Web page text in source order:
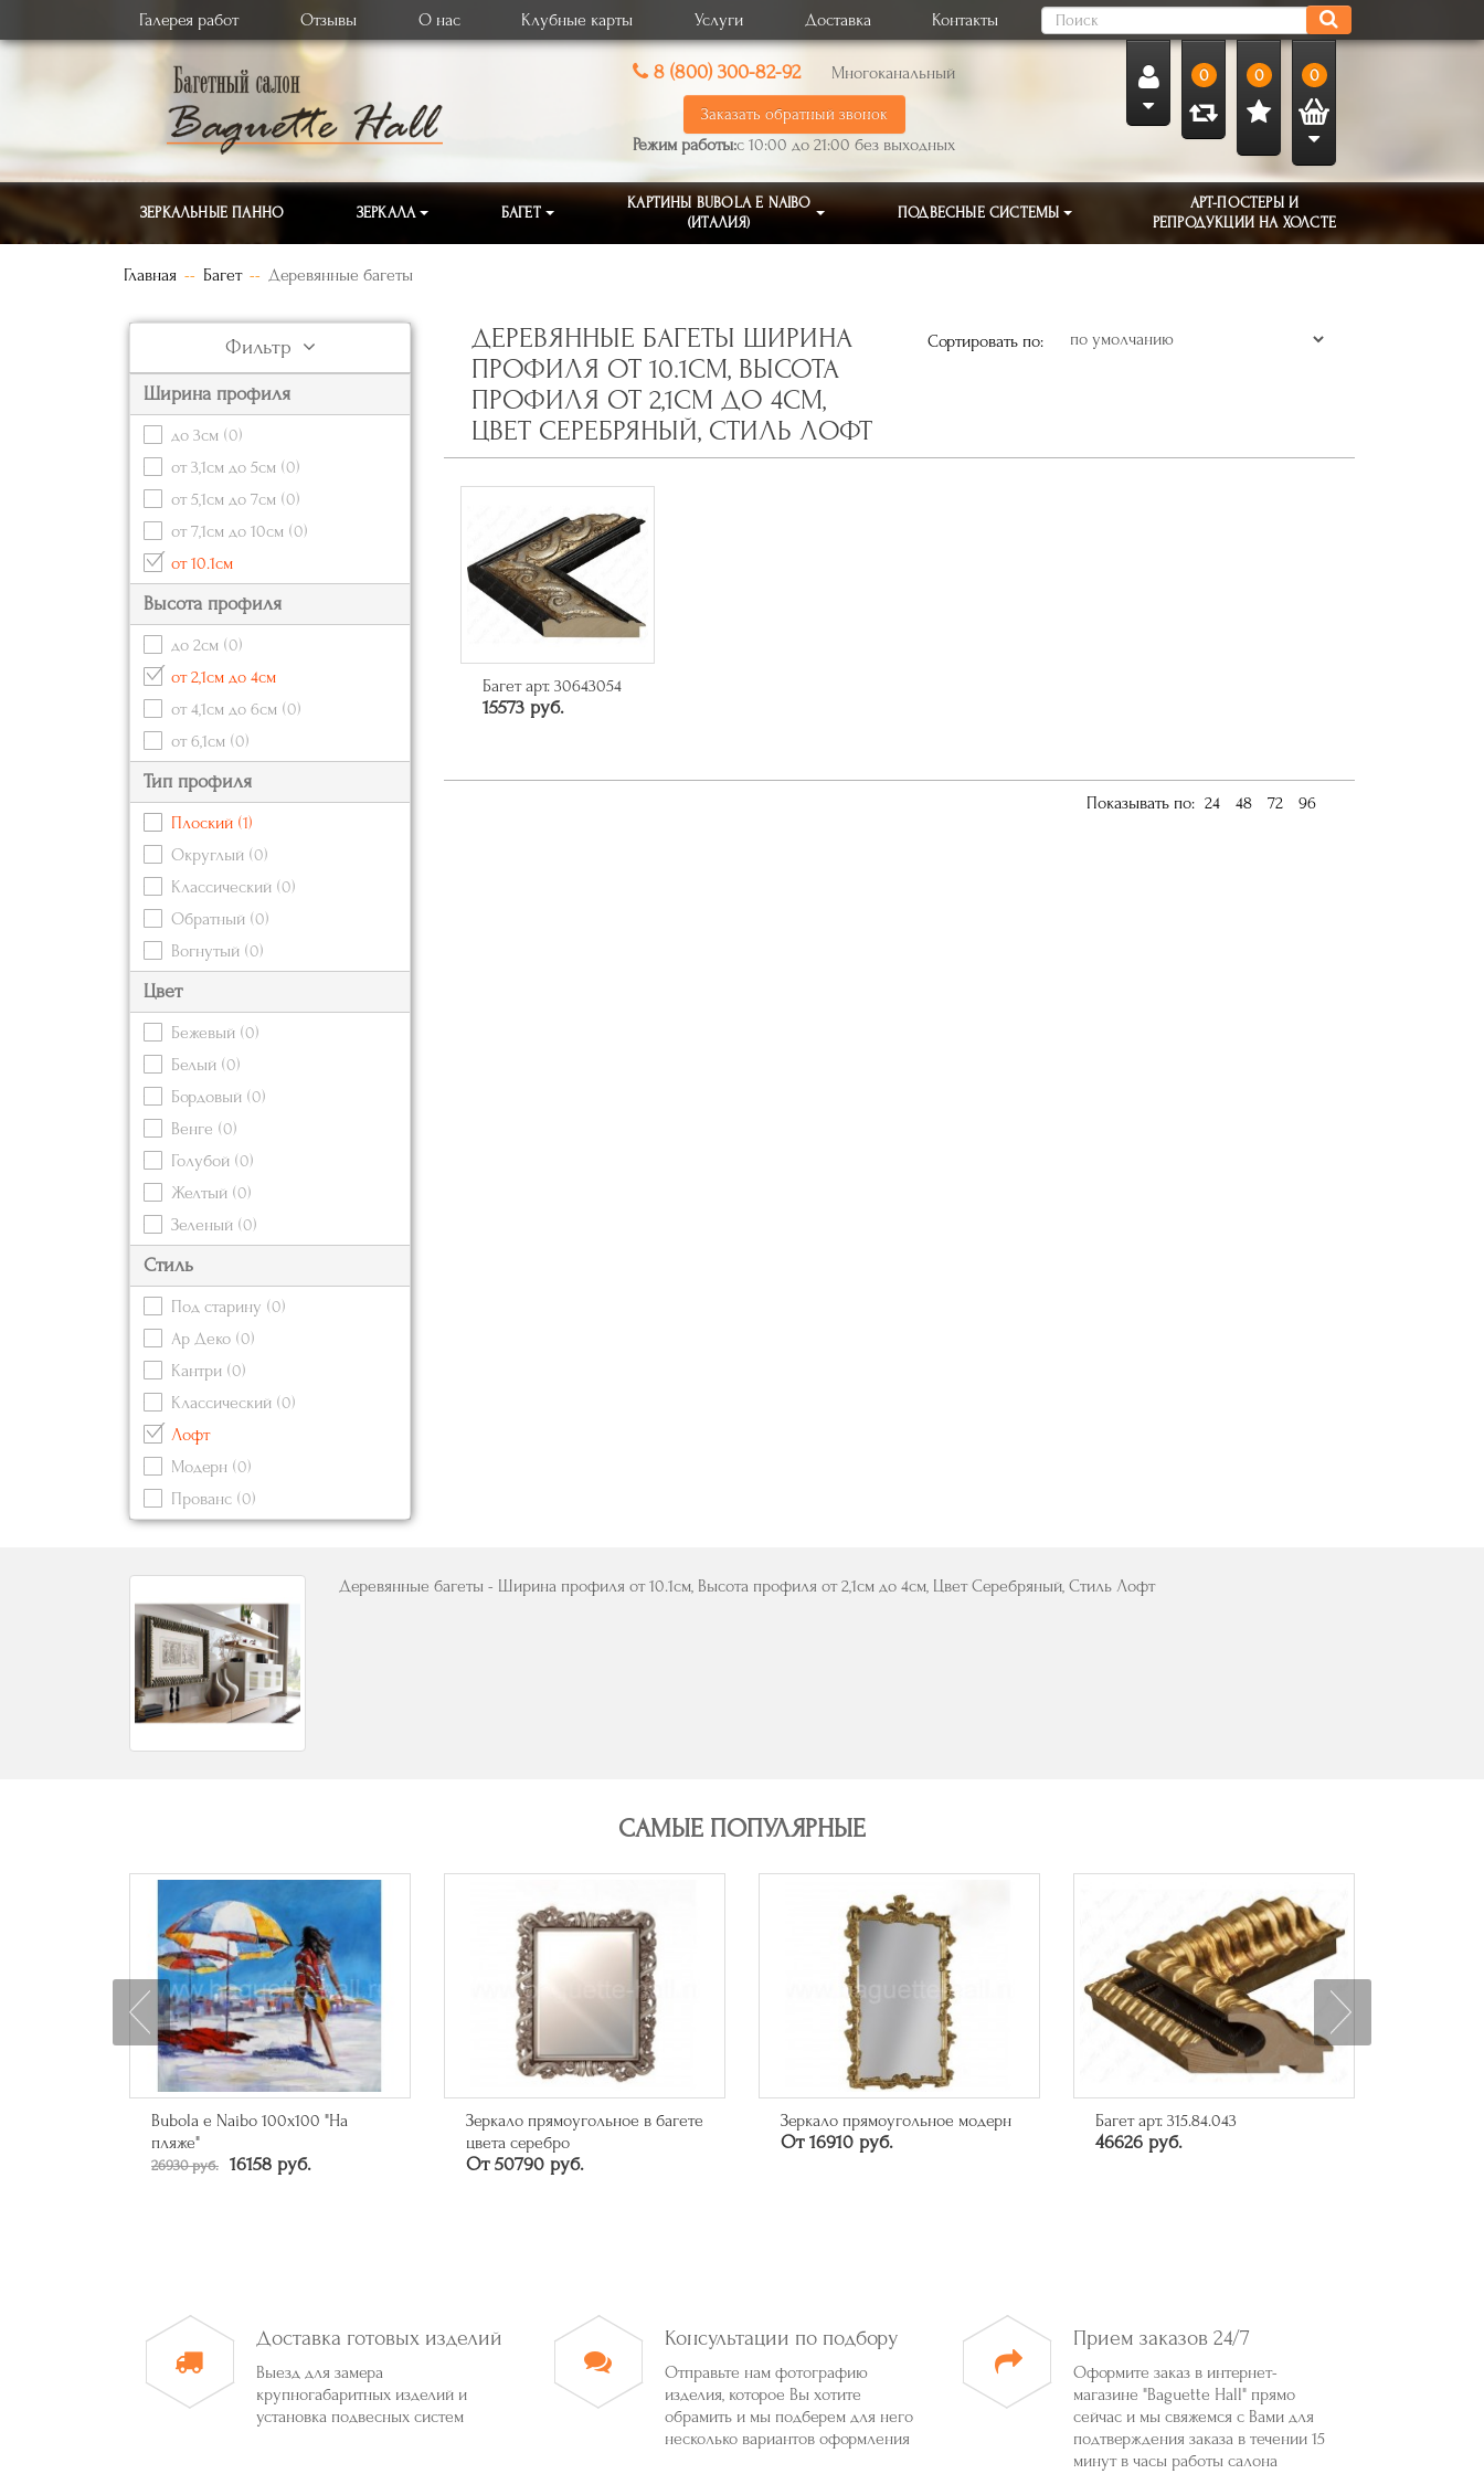
Галерея работ Отзывы О нас Клубные карты Услуги Доставка Контакты
8 (800) 300-82-92 Многоканальный
Заказать обратный звонок
Режим работы:с 10:00 до 21:00 без выходных
0 0 0
ЗЕРКАЛЬНЫЕ ПАННО ЗЕРКАЛА БАГЕТ
КАРТИНЫ BUBOLA E NAIBO
(ИТАЛИЯ)
ПОДВЕСНЫЕ СИСТЕМЫ
АРТ-ПОСТЕРЫ И
РЕПРОДУКЦИИ НА ХОЛСТЕ
Главная Багет Деревянные багеты
Фильтр
Ширина профиля
до 3см (0)
от 3,1см до 5см (0)
от 5,1см до 7см (0)
от 7,1см до 10см (0)
от 10.1см
Высота профиля
до 2см (0)
от 2,1см до 4см
от 4,1см до 6см (0)
от 6,1см (0)
Тип профиля
Плоский (1)
Округлый (0)
Классический (0)
Обратный (0)
Вогнутый (0)
Цвет
Бежевый (0)
Белый (0)
Бордовый (0)
Венге (0)
Голубой (0)
Желтый (0)
Зеленый (0)
Коричневый (1)
Красный
(0)
Кремовый
Оранжевый
Серебряный
Серый
Синий
Стиль
Под старину (0)
Ар Деко (0)
Кантри (0)
Классический (0)
Лофт
Модерн (0)
Прованс (0)
Современный (1)
ДЕРЕВЯННЫЕ БАГЕТЫ ШИРИНА
ПРОФИЛЯ ОТ 10.1СМ, ВЫСОТА
ПРОФИЛЯ ОТ 2,1СМ ДО 4СМ,
ЦВЕТ СЕРЕБРЯНЫЙ, СТИЛЬ ЛОФТ
Сортировать по:
Багет арт. 30643054
15573 руб.
Показывать по: 24 48 72 96
Деревянные багеты - Ширина профиля от 10.1см, Высота профиля от 2,1см до 4см, Цвет Серебряный, Стиль Лофт
САМЫЕ ПОПУЛЯРНЫЕ
Bubola e Naibo 100х100 "На
пляже"
26930 руб. 16158 руб.
Зеркало прямоугольное в багете
цвета серебро
От 50790 руб.
Зеркало прямоугольное модерн
От 16910 руб.
Багет арт. 315.84.043
46626 руб.
Доставка готовых изделий
Выезд для замера
крупногабаритных изделий и
установка подвесных систем
Консультации по подбору
Отправьте нам фотографию
изделия, которое Вы хотите
обрамить и мы подберем для него
несколько вариантов оформления
Прием заказов 24/7
Оформите заказ в интернет-
магазине "Baguette Hall" прямо
сейчас и мы свяжемся с Вами для
подтверждения заказа в течении 15
минут в часы работы салона